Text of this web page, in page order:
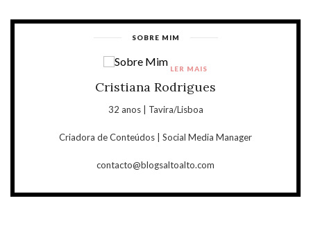
SOBRE MIM
Cristiana Rodrigues
32 anos | Tavira/Lisboa
Criadora de Conteúdos | Social Media Manager
contacto@blogsaltoalto.com
LER MAIS